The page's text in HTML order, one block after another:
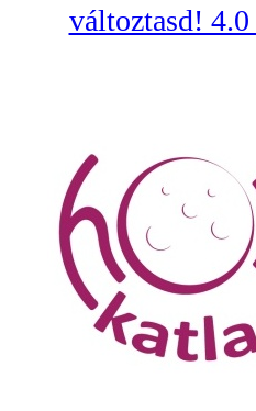
változtasd!